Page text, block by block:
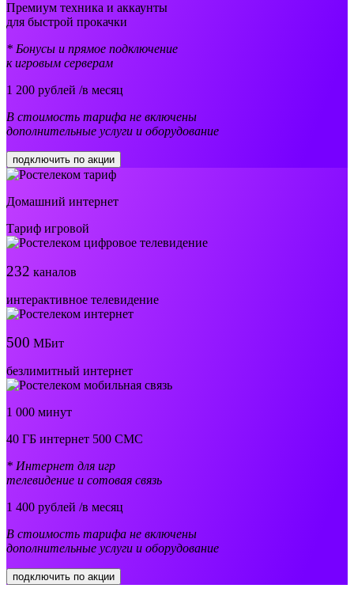
Премиум техника и аккаунты
для быстрой прокачки
* Бонусы и прямое подключение
к игровым серверам
1 200 рублей /в месяц
В стоимость тарифа не включены
дополнительные услуги и оборудование
подключить по акции
Домашний интернет
Тариф игровой
232 каналов
интерактивное телевидение
500 МБит
безлимитный интернет
1 000 минут
40 ГБ интернет 500 СМС
* Интернет для игр
телевидение и сотовая связь
1 400 рублей /в месяц
В стоимость тарифа не включены
дополнительные услуги и оборудование
подключить по акции